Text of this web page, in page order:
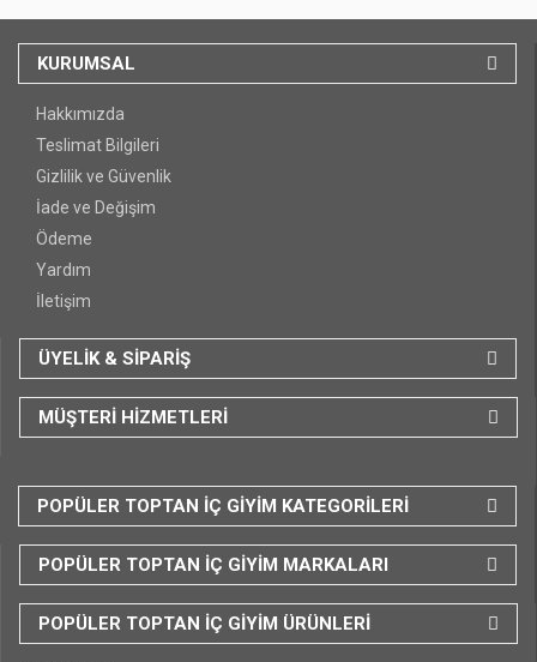
KURUMSAL
Hakkımızda
Teslimat Bilgileri
Gizlilik ve Güvenlik
İade ve Değişim
Ödeme
Yardım
İletişim
ÜYELİK & SİPARİŞ
MÜŞTERİ HİZMETLERİ
POPÜLER TOPTAN İÇ GİYİM KATEGORİLERİ
POPÜLER TOPTAN İÇ GİYİM MARKALARI
POPÜLER TOPTAN İÇ GİYİM ÜRÜNLERİ